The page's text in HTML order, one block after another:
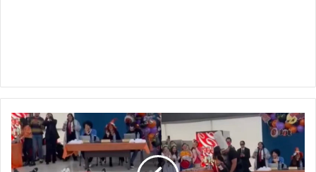
Crean
disfraz
carne